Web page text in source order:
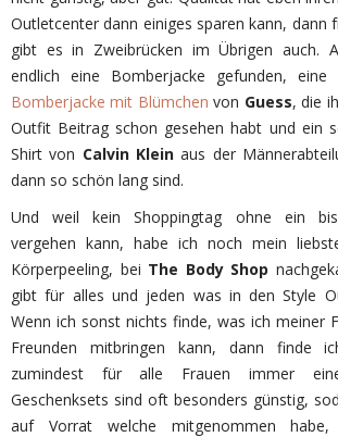
Outletcenter dann einiges sparen kann, dann
gibt es in Zweibrücken im Übrigen auch.
endlich eine Bomberjacke gefunden, eine
Bomberjacke mit Blümchenvon Guess, die
Outfit Beitrag schon gesehen habt und ein
Shirt von Calvin Klein aus der
dann so schön lang sind.
Und weil kein Shoppingtag ohne ein
vergehen kann, habe ich noch mein
Körperpeeling, bei The Body Shop
gibt für alles und jeden was in den Style
Wenn ich sonst nichts finde, was ich meiner
Freunden mitbringen kann, dann finde
zumindest für alle Frauen immer
Geschenksets sind oft besonders günstig,
auf Vorrat welche mitgenommen